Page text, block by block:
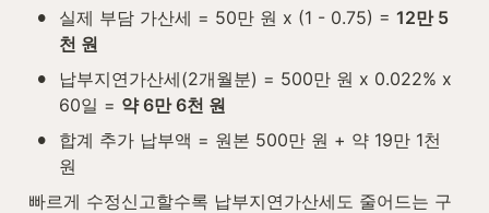
• 실제 부담 가산세 = 50만 원 x (1 - 0.75) = 12만 5
천 원
•
납부지연가산세(2개월분) = 500만 원 x 0.022% x
60일 = 약 6만 6천 원
•
합계 추가 납부액 = 원본 500만 원 + 약 19만 1천
원
빠르게 수정신고할수록 납부지연가산세도 줄어드는 구